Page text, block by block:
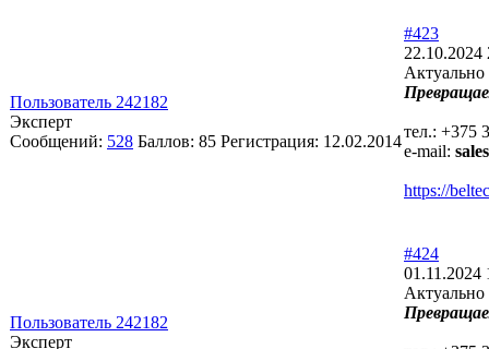
Пользователь 242182
Эксперт
Сообщений: 528 Баллов: 85 Регистрация: 12.02.2014
#423
22.10.2024
Актуально
тел.: +375
e-mail:
https://
Пользователь 242182
Эксперт
#424
01.11.2024
Актуально